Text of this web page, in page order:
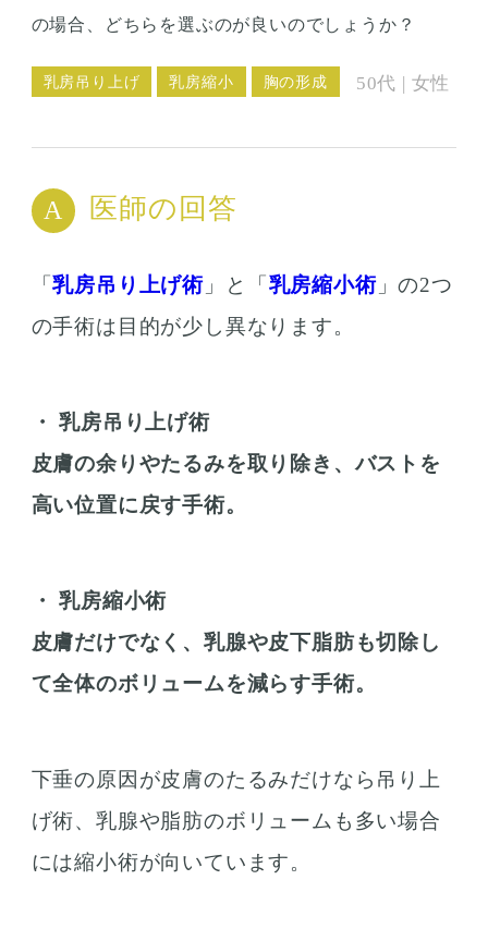
の場合、どちらを選ぶのが良いのでしょうか？
乳房吊り上げ 乳房縮小 胸の形成 50代 | 女性
医師の回答
「乳房吊り上げ術 」と「 乳房縮小術」の2つ
の手術は目的が少し異なります。
・ 乳房吊り上げ術
皮膚の余りやたるみを取り除き、バストを
高い位置に戻す手術。
・ 乳房縮小術
皮膚だけでなく、乳腺や皮下脂肪も切除し
て全体のボリュームを減らす手術。
下垂の原因が皮膚のたるみだけなら吊り上
げ術、乳腺や脂肪のボリュームも多い場合
には縮小術が向いています。